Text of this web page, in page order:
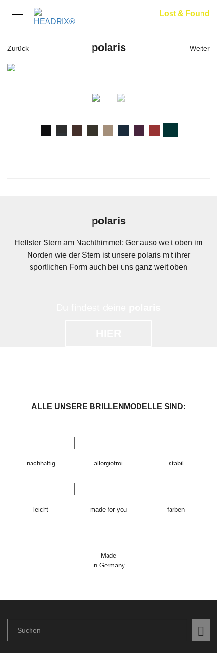
Toggle
navigation
Lost & Found
Zurück polaris Weiter
polaris
Hellster Stern am Nachthimmel: Genauso weit oben im
Norden wie der Stern ist unsere polaris mit ihrer
sportlichen Form auch bei uns ganz weit oben
ALLE UNSERE BRILLENMODELLE SIND:
nachhaltig allergiefrei stabil
leicht made for you farben
Made
in Germany